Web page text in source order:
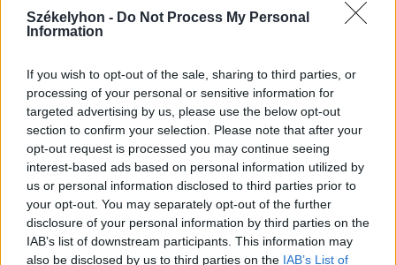
Székelyhon - Do Not Process My Personal
Information
If you wish to opt-out of the sale, sharing to third parties, or
processing of your personal or sensitive information for
targeted advertising by us, please use the below opt-out
section to confirm your selection. Please note that after your
opt-out request is processed you may continue seeing
interest-based ads based on personal information utilized by
us or personal information disclosed to third parties prior to
your opt-out. You may separately opt-out of the further
disclosure of your personal information by third parties on the
IAB’s list of downstream participants. This information may
also be disclosed by us to third parties on the IAB’s List of
Lesodródott az útról egy fiatal
sofőr Siménfalván, alkoholt is